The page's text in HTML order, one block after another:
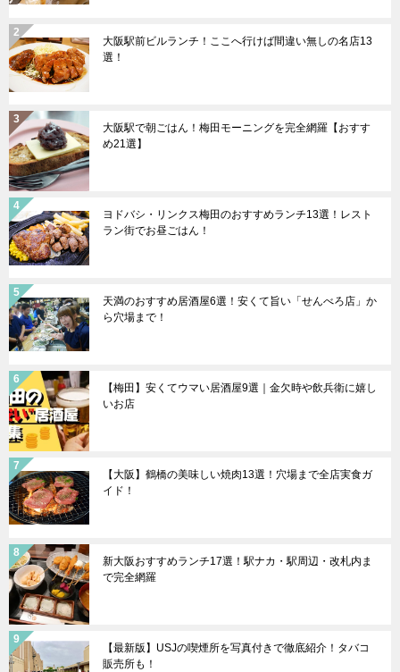
大阪駅前ビルランチ！ここへ行けば間違い無しの名店13
選！
大阪駅で朝ごはん！梅田モーニングを完全網羅【おすす
め21選】
ヨドバシ・リンクス梅田のおすすめランチ13選！レスト
ラン街でお昼ごはん！
天満のおすすめ居酒屋6選！安くて旨い「せんべろ店」か
ら穴場まで！
【梅田】安くてウマい居酒屋9選｜金欠時や飲兵衛に嬉し
いお店
【大阪】鶴橋の美味しい焼肉13選！穴場まで全店実食ガ
イド！
新大阪おすすめランチ17選！駅ナカ・駅周辺・改札内ま
で完全網羅
【最新版】USJの喫煙所を写真付きで徹底紹介！タバコ
販売所も！